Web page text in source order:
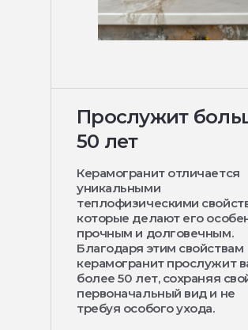
Прослужит
50 лет
Керамогранит отличается
уникальными
теплофизическими
которые делают его
прочным и долговечным.
Благодаря этим свойствам
керамогранит прослужит
более 50 лет, сохраняя
первоначальный вид и не
требуя особого ухода.